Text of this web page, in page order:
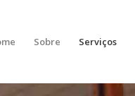
Sobre Serviços